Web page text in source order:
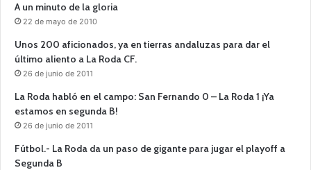
A un minuto de la gloria
22 de mayo de 2010
Unos 200 aficionados, ya en tierras andaluzas para dar el
último aliento a La Roda CF.
26 de junio de 2011
La Roda habló en el campo: San Fernando 0 – La Roda 1 ¡Ya
estamos en segunda B!
26 de junio de 2011
Fútbol.- La Roda da un paso de gigante para jugar el playoff a
Segunda B